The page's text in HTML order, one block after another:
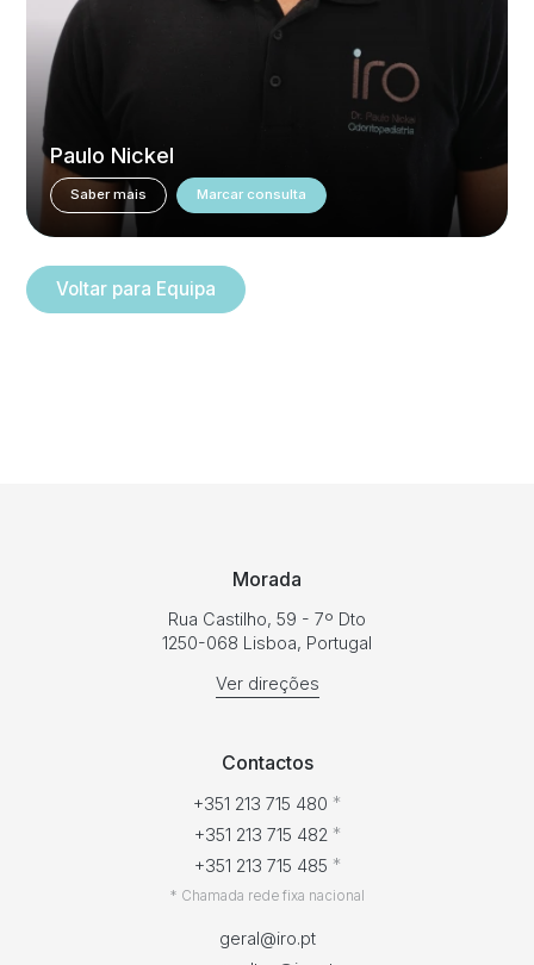
Paulo Nickel
Saber mais Marcar consulta
Voltar para Equipa
Morada
Rua Castilho, 59 - 7º Dto
1250-068 Lisboa, Portugal
Ver direções
Contactos
+351 213 715 480 *
+351 213 715 482 *
+351 213 715 485 *
* Chamada rede fixa nacional
geral@iro.pt